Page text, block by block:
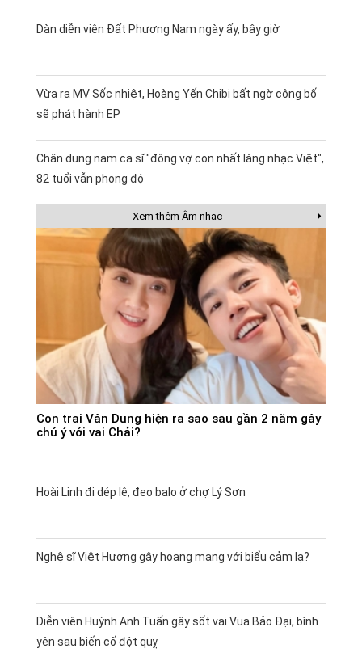
Dàn diễn viên Đất Phương Nam ngày ấy, bây giờ
Vừa ra MV Sốc nhiệt, Hoàng Yến Chibi bất ngờ công bố
sẽ phát hành EP
Chân dung nam ca sĩ "đông vợ con nhất làng nhạc Việt",
82 tuổi vẫn phong độ
Xem thêm Âm nhạc
Con trai Vân Dung hiện ra sao sau gần 2 năm gây
chú ý với vai Chải?
Hoài Linh đi dép lê, đeo balo ở chợ Lý Sơn
Nghệ sĩ Việt Hương gây hoang mang với biểu cảm lạ?
Diễn viên Huỳnh Anh Tuấn gây sốt vai Vua Bảo Đại, bình
yên sau biến cố đột quỵ